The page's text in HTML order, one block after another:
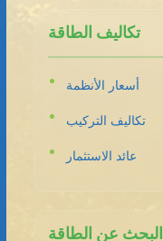
تكاليف الطاقة
أسعار الأنظمة
تكاليف التركيب
عائد الاستثمار
البحث عن الطاقة